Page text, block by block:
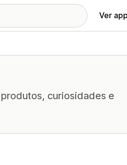
Ver
curiosidades e